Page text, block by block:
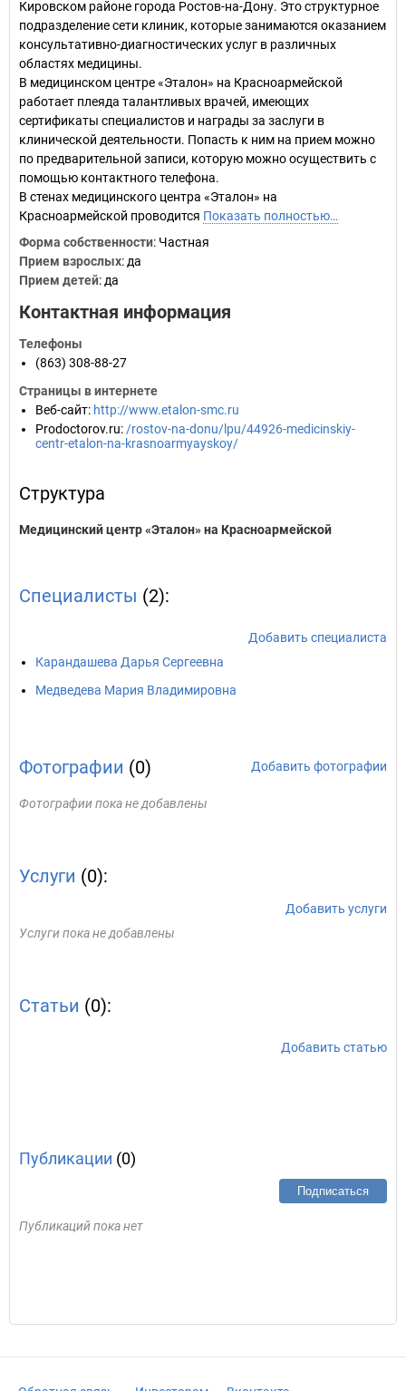
Кировском районе города Ростов-на-Дону. Это структурное
подразделение сети клиник, которые занимаются оказанием
консультативно-диагностических услуг в различных
областях медицины.
В медицинском центре «Эталон» на Красноармейской
работает плеяда талантливых врачей, имеющих
сертификаты специалистов и награды за заслуги в
клинической деятельности. Попасть к ним на прием можно
по предварительной записи, которую можно осуществить с
помощью контактного телефона.
В стенах медицинского центра «Эталон» на
Красноармейской проводится Показать полностью…
Форма собственности: Частная
Прием взрослых: да
Прием детей: да
Контактная информация
Телефоны
(863) 308-88-27
Страницы в интернете
Веб-сайт: http://www.etalon-smc.ru
Prodoctorov.ru: /rostov-na-donu/lpu/44926-medicinskiy-
centr-etalon-na-krasnoarmyayskoy/
Структура
Медицинский центр «Эталон» на Красноармейской
Специалисты (2):
Добавить специалиста
Карандашева Дарья Сергеевна
Медведева Мария Владимировна
Фотографии (0) Добавить фотографии
Фотографии пока не добавлены
Услуги (0):
Добавить услуги
Услуги пока не добавлены
Статьи (0):
Добавить статью
Публикации (0)
Подписаться
Публикаций пока нет